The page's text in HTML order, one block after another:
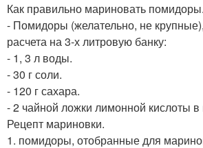
Как правильно мариновать помидоры.
- Помидоры (желательно, не
расчета на 3-х литровую банку:
- 1, 3 л воды.
- 30 г соли.
- 120 г сахара.
- 2 чайной ложки лимонной кислоты
Рецепт мариновки.
1. помидоры, отобранные для